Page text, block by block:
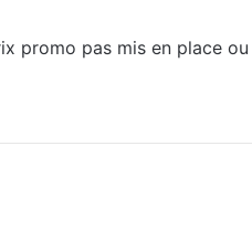
promo pas mis en place